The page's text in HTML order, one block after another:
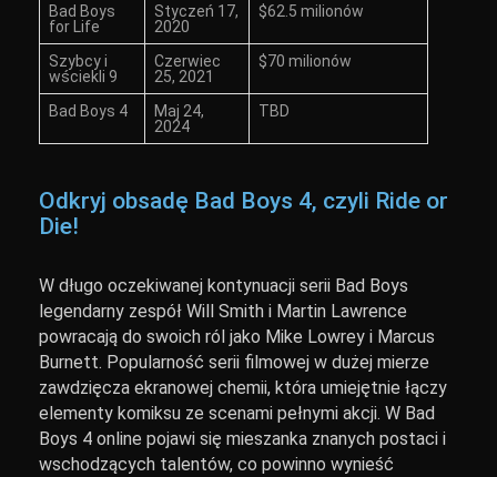
Bad Boys
for Life
Styczeń 17,
2020
$62.5 milionów
Szybcy i
wściekli 9
Czerwiec
25, 2021
$70 milionów
Bad Boys 4
Maj 24,
2024
TBD
Odkryj obsadę Bad Boys 4, czyli Ride or
Die!
W długo oczekiwanej kontynuacji serii Bad Boys
legendarny zespół Will Smith i Martin Lawrence
powracają do swoich ról jako Mike Lowrey i Marcus
Burnett. Popularność serii filmowej w dużej mierze
zawdzięcza ekranowej chemii, która umiejętnie łączy
elementy komiksu ze scenami pełnymi akcji. W Bad
Boys 4 online pojawi się mieszanka znanych postaci i
wschodzących talentów, co powinno wynieść